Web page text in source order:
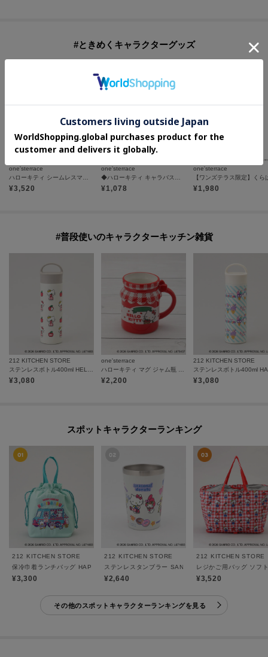
#ときめくキャラクターグッズ
one'sterrace
¥3,520
one'sterrace
¥1,078
one'sterrace
¥1,980
#普段使いのキャラクターキッチン雑貨
212 KITCHEN STORE
ステンレスボトル400ml HELLO KITTY ＜Sanrio サンリオ＞
¥3,080
one'sterrace
ハローキティ マグ ジャム瓶 200ml
¥2,200
212 KITCHEN STORE
¥3,080
スポットキャラクターランキング
212 KITCHEN STORE
保冷巾着ランチバッグ HAPIDANBUI ＜Sanrio サンリオ＞
¥3,300
212 KITCHEN STORE
ステンレスタンブラー SANRIO CHARACTERS ＜
¥2,640
212 KITCHEN STORE
レジかご用バッグ ソフ
¥3,520
その他のスポットキャラクターランキングを見る